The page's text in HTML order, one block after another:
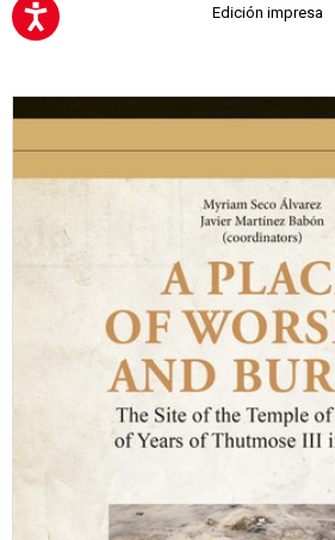
Edición impresa